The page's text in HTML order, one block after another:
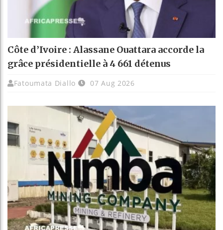
Côte d’Ivoire : Alassane Ouattara accorde la
grâce présidentielle à 4 661 détenus
Fatoumata Diallo 07 Aug 2026